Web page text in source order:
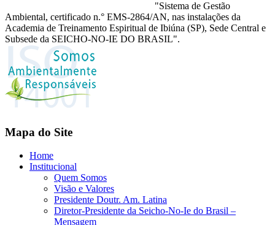
"Sistema de Gestão
Ambiental, certificado n.° EMS-2864/AN, nas instalações da
Academia de Treinamento Espiritual de Ibiúna (SP), Sede Central e
Subsede da SEICHO-NO-IE DO BRASIL".
Mapa do Site
Home
Institucional
Quem Somos
Visão e Valores
Presidente Doutr. Am. Latina
Diretor-Presidente da Seicho-No-Ie do Brasil –
Mensagem